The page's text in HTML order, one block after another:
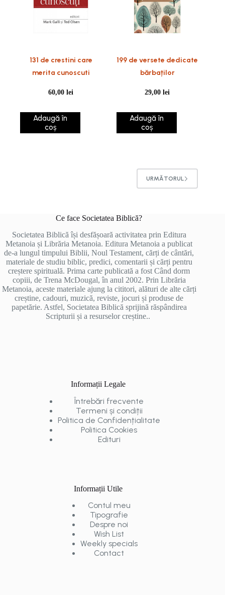
131 de crestini care
merita cunoscuti
60,00lei
Adaugă în
coș
199 de versete dedicate
bărbaților
29,00lei
Adaugă în
coș
URMĂTORUL
Ce face Societatea Biblică?
Societatea Biblică își desfășoară activitatea prin Editura
Metanoia și Librăria Metanoia. Editura Metanoia a publicat
de-a lungul timpului Biblii, Noul Testament, cărți de cântări,
materiale de studiu biblic, predici, comentarii și cărți pentru
creștere spirituală. Prima carte publicată a fost Când dorm
copiii, de Trena McDougal, în anul 2002. Prin Librăria
Metanoia, aceste materiale ajung la cititori, alături de alte cărți
creștine, cadouri, muzică, reviste, jocuri și produse de
papetărie. Astfel, Societatea Biblică sprijină răspândirea
Scripturii și a resurselor creștine..
Informații Legale
Întrebări frecvente
Termeni și condiții
Politica de Confidențialitate
Politica Cookies
Edituri
Informații Utile
Contul meu
Tipografie
Despre noi
Wish List
Weekly specials
Contact